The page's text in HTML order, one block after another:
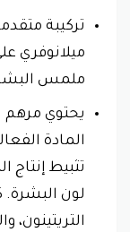
تركيبة
ميلانوفري
ملمس البشرة
يحتوي مرهم
المادة
تثبيط إنتاج
لون البشرة.